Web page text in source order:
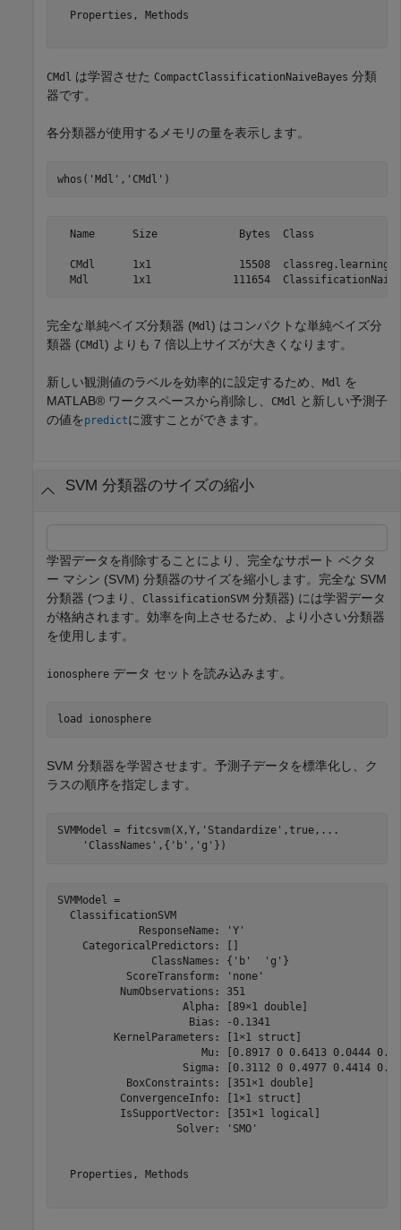
  Properties, Methods
CMdl は学習させた CompactClassificationNaiveBayes 分類
器です。
各分類器が使用するメモリの量を表示します。
whos( 'Mdl' , 'CMdl' )
Name      Size             Bytes  Class
CMdl      1x1              15508
完全な単純ベイズ分類器 (Mdl) はコンパクトな単純ベイズ分
類器 (CMdl) よりも 7 倍以上サイズが大きくなります。
新しい観測値のラベルを効率的に設定するため、 Mdl を
MATLAB® ワークスペースから削除し、
CMdl と新しい予測子
の値をpredictに渡すことができます。
SVM 分類器のサイズの縮小
学習データを削除することにより、完全なサポート ベクタ
ー マシン (SVM) 分類器のサイズを縮小します。完全な SVM
分類器 (つまり、
ClassificationSVM 分類器) には学習データ
が格納されます。効率を向上させるため、より小さい分類器
を使用します。
ionosphere データ セットを読み込みます。
load ionosphere
SVM 分類器を学習させます。予測子データを標準化し、ク
ラスの順序を指定します。
SVMModel = fitcsvm(X,Y, 'Standardize' ,true, ...
'ClassNames' ,{ 'b' , 'g' })
SVMModel =
  ClassificationSVM
             ResponseName: 'Y'
    CategoricalPredictors: []
               ClassNames: {'b'  'g'}
           ScoreTransform: 'none'
          NumObservations: 351
                    Alpha: [89×1 double]
                     Bias: -0.1341
         KernelParameters: [1×1 struct]
Mu: [0.8917 0 0.6413 0.0444
Sigma: [0.3112 0 0.4977 0.4414
           BoxConstraints: [351×1 double]
          ConvergenceInfo: [1×1 struct]
          IsSupportVector: [351×1 logical]
                   Solver: 'SMO'
  Properties, Methods